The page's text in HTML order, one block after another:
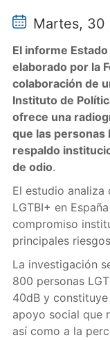
Martes, 30
El informe
elaborado por la
colaboración de
Instituto de
ofrece una
que las personas
respaldo
de odio.
El estudio analiza
LGTBI+ en
compromiso
principales
La investigación
800 personas
40dB y
apoyo social que
así como a la